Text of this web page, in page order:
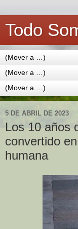
Todo
5 DE ABRIL DE 2023
Los 10 años
convertido
humana